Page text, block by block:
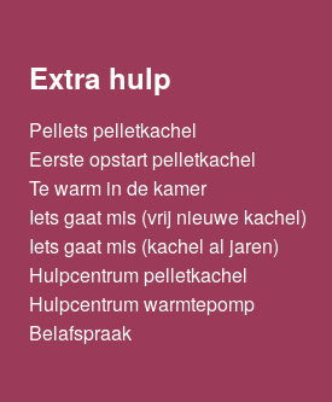
Extra hulp
Pellets pelletkachel
Eerste opstart pelletkachel
Te warm in de kamer
Iets gaat mis (vrij nieuwe kachel)
Iets gaat mis (kachel al jaren)
Hulpcentrum pelletkachel
Hulpcentrum warmtepomp
Belafspraak